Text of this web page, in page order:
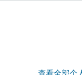
查看全部个